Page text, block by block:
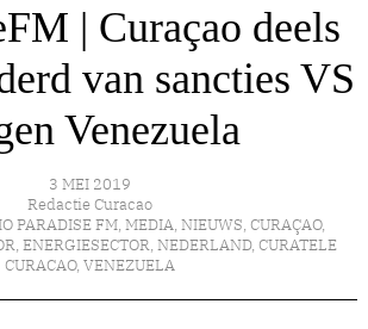
| Curaçao deels
van sancties VS
Venezuela
3 MEI 2019
Redactie Curacao
PARADISE FM, MEDIA, NIEUWS, CURAÇAO,
, ENERGIESECTOR, NEDERLAND, CURATELE
CURACAO, VENEZUELA